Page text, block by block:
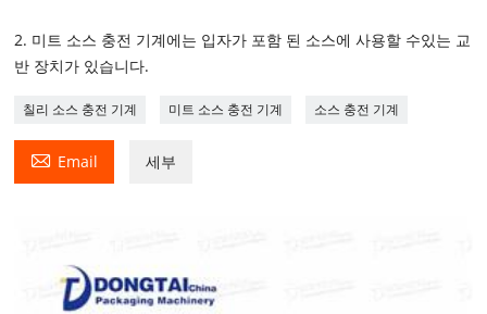
2. 미트 소스 충전 기계에는 입자가 포함 된 소스에 사용할 수있는 교
반 장치가 있습니다.
칠리 소스 충전 기계 미트 소스 충전 기계 소스 충전 기계
 Email 세부